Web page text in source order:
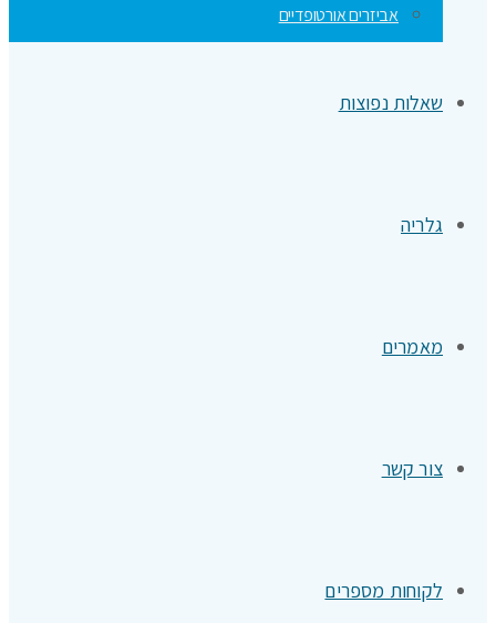
אביזרים אורטופדיים
שאלות נפוצות
גלריה
מאמרים
צור קשר
לקוחות מספרים